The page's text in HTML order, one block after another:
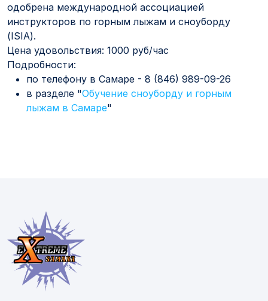
одобрена международной ассоциацией
инструкторов по горным лыжам и сноуборду
(ISIA).
Цена удовольствия: 1000 руб/час
Подробности:
по телефону в Самаре - 8 (846) 989-09-26
в разделе "Обучение сноуборду и горным
лыжам в Самаре"